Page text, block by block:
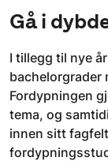
Gå i
I tillegg til nye
bachelorgrader
Fordypningen
tema, og
innen sitt